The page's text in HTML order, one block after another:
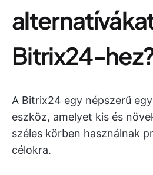
Bitrix24-
A Bitrix24 egy népszerű
eszköz, amelyet kis és
széles körben használnak
célokra.